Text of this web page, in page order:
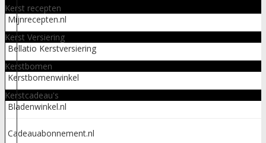
Kerst recepten
Mijnrecepten.nl
Kerst Versiering
Bellatio Kerstversiering
Kerstbomen
Kerstbomenwinkel
Kerstcadeau's
Bladenwinkel.nl
Cadeauabonnement.nl